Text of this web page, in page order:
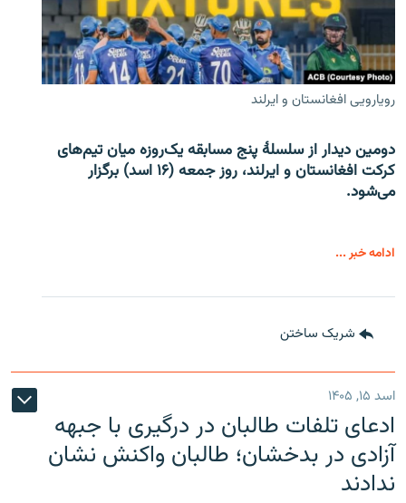
رویارویی افغانستان و ایرلند
دومین دیدار از سلسلۀ پنج مسابقه یک‌روزه میان تیم‌های
کرکت افغانستان و ایرلند، روز جمعه (۱۶ اسد) برگزار
می‌شود.
ادامه خبر ...
شریک ساختن
اسد ۱۵, ۱۴۰۵
ادعای تلفات طالبان در درگیری با جبهه
آزادی در بدخشان؛ طالبان واکنش نشان
ندادند